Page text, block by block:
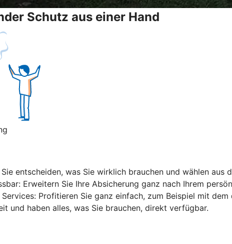
Schutz aus einer Hand
entscheiden, was Sie wirklich brauchen und wählen aus
Erweitern Sie Ihre Absicherung ganz nach Ihrem
Profitieren Sie ganz einfach, zum Beispiel mit
und haben alles, was Sie brauchen, direkt verfügbar.